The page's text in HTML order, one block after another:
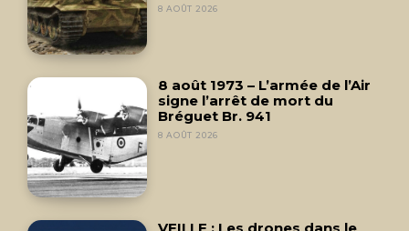
8 AOÛT 2026
8 août 1973 – L’armée de l’Air
signe l’arrêt de mort du
Bréguet Br. 941
8 AOÛT 2026
VEILLE : Les drones dans le